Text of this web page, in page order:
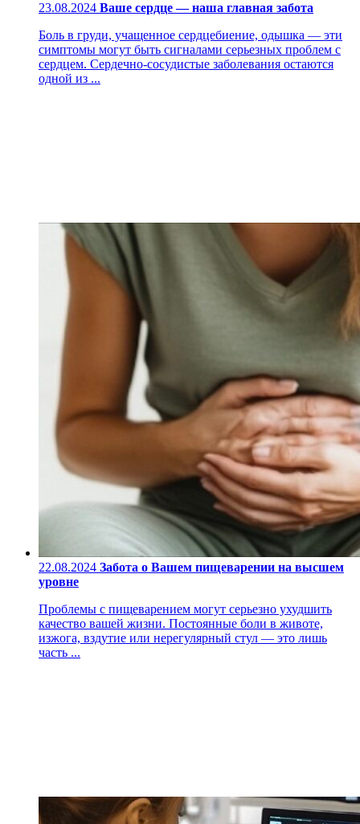
23.08.2024 Ваше сердце — наша главная забота
Боль в груди, учащенное сердцебиение, одышка — эти
симптомы могут быть сигналами серьезных проблем с
сердцем. Сердечно-сосудистые заболевания остаются
одной из ...
22.08.2024 Забота о Вашем пищеварении на высшем
уровне
Проблемы с пищеварением могут серьезно ухудшить
качество вашей жизни. Постоянные боли в животе,
изжога, вздутие или нерегулярный стул — это лишь
часть ...